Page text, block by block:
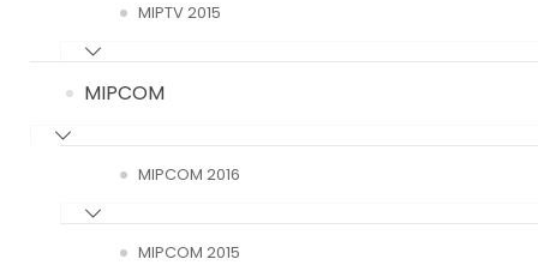
MIPTV 2015
MIPCOM
MIPCOM 2016
MIPCOM 2015